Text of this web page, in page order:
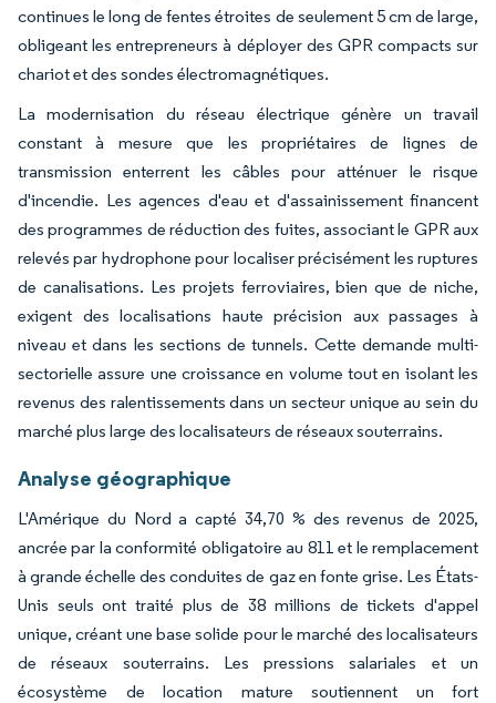
continues le long de fentes étroites de seulement 5 cm de large,
obligeant les entrepreneurs à déployer des GPR compacts sur
chariot et des sondes électromagnétiques.
La modernisation du réseau électrique génère un travail
constant à mesure que les propriétaires de lignes de
transmission enterrent les câbles pour atténuer le risque
d'incendie. Les agences d'eau et d'assainissement financent
des programmes de réduction des fuites, associant le GPR aux
relevés par hydrophone pour localiser précisément les ruptures
de canalisations. Les projets ferroviaires, bien que de niche,
exigent des localisations haute précision aux passages à
niveau et dans les sections de tunnels. Cette demande multi-
sectorielle assure une croissance en volume tout en isolant les
revenus des ralentissements dans un secteur unique au sein du
marché plus large des localisateurs de réseaux souterrains.
Analyse géographique
L'Amérique du Nord a capté 34,70 % des revenus de 2025,
ancrée par la conformité obligatoire au 811 et le remplacement
à grande échelle des conduites de gaz en fonte grise. Les États-
Unis seuls ont traité plus de 38 millions de tickets d'appel
unique, créant une base solide pour le marché des localisateurs
de réseaux souterrains. Les pressions salariales et un
écosystème de location mature soutiennent un fort